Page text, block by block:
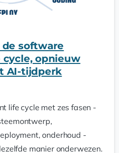
de software
opnieuw
AI-tijdperk
life cycle met zes fasen -
onderhoud -
manier onderwezen.